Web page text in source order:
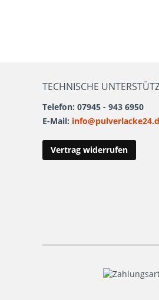
TECHNISCHE
Telefon: 07945 - 943 6950
E-Mail:
Vertrag widerrufen